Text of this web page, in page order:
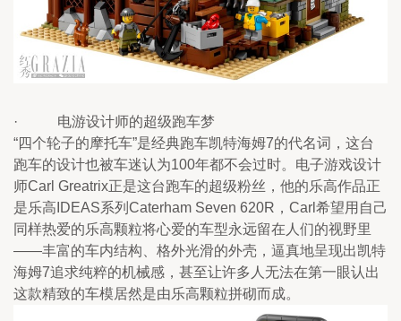
·           电游设计师的超级跑车梦
“四个轮子的摩托车”是经典跑车凯特海姆7的代名词，这台
跑车的设计也被车迷认为100年都不会过时。电子游戏设计
师Carl Greatrix正是这台跑车的超级粉丝，他的乐高作品正
是乐高IDEAS系列Caterham Seven 620R，Carl希望用自己
同样热爱的乐高颗粒将心爱的车型永远留在人们的视野里
——丰富的车内结构、格外光滑的外壳，逼真地呈现出凯特
海姆7追求纯粹的机械感，甚至让许多人无法在第一眼认出
这款精致的车模居然是由乐高颗粒拼砌而成。